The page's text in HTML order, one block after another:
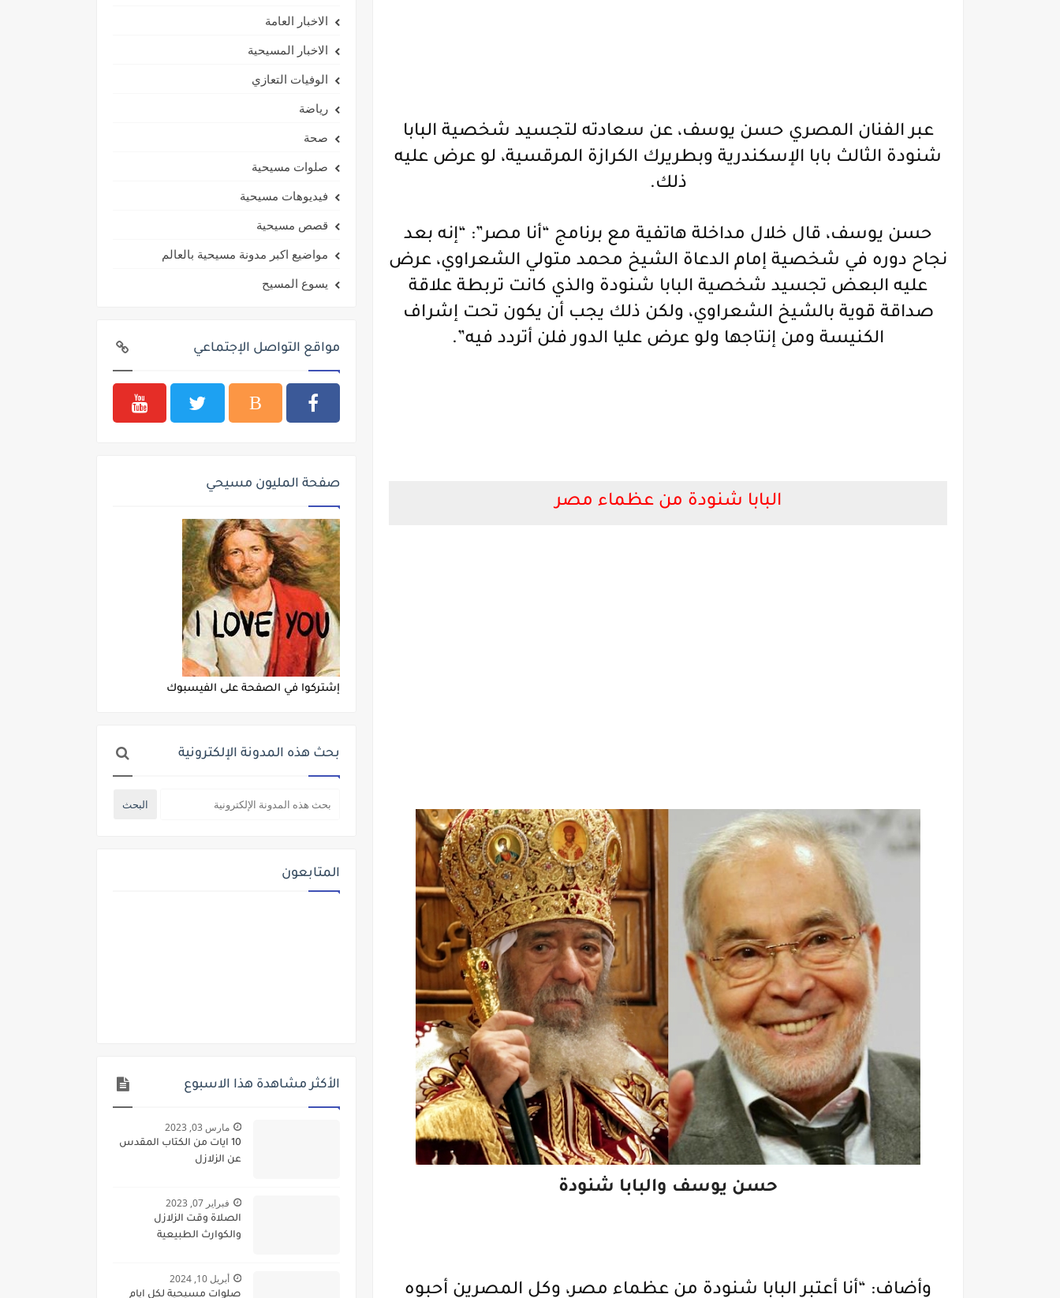
عبر الفنان المصري حسن يوسف، عن سعادته لتجسيد شخصية البابا
شنودة الثالث بابا الإسكندرية وبطريرك الكرازة المرقسية، لو عرض عليه
ذلك.
حسن يوسف، قال خلال مداخلة هاتفية مع برنامج “أنا مصر”: “إنه بعد
نجاح دوره في شخصية إمام الدعاة الشيخ محمد متولي الشعراوي، عرض
عليه البعض تجسيد شخصية البابا شنودة والذي كانت تربطة علاقة
صداقة قوية بالشيخ الشعراوي، ولكن ذلك يجب أن يكون تحت إشراف
الكنيسة ومن إنتاجها ولو عرض عليا الدور فلن أتردد فيه”.
البابا شنودة من عظماء مصر
حسن يوسف والبابا شنودة
وأضاف: “أنا أعتبر البابا شنودة من عظماء مصر، وكل المصرين أحبوه
الاخبار العامة
الاخبار المسيحية
الوفيات التعازي
رياضة
صحة
صلوات مسيحية
فيديوهات مسيحية
قصص مسيحية
مواضيع اكبر مدونة مسيحية بالعالم
يسوع المسيح
مواقع التواصل الإجتماعي
صفحة المليون مسيحي
إشتركوا في الصفحة على الفيسبوك
بحث هذه المدونة الإلكترونية
المتابعون
الأكثر مشاهدة هذا الاسبوع
مارس 03, 2023
10 ايات من الكتاب المقدس
عن الزلازل
فبراير 07, 2023
الصلاة وقت الزلازل
والكوارث الطبيعية
أبريل 10, 2024
صلوات مسيحية لكل ايام